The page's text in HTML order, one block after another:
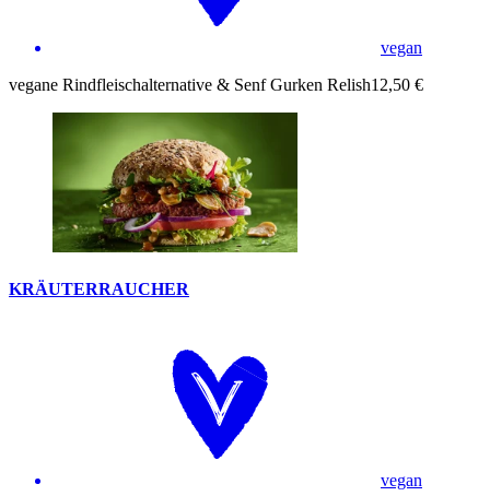
vegan
vegane Rindfleischalternative & Senf Gurken Relish12,50 €
KRÄUTERRAUCHER
vegan